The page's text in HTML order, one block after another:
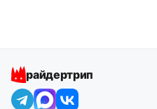
райдертрип